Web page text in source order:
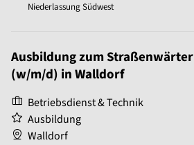
Niederlassung Südwest
Ausbildung zum Straßenwärter
(w/m/d) in Walldorf
Betriebsdienst & Technik
Ausbildung
Walldorf